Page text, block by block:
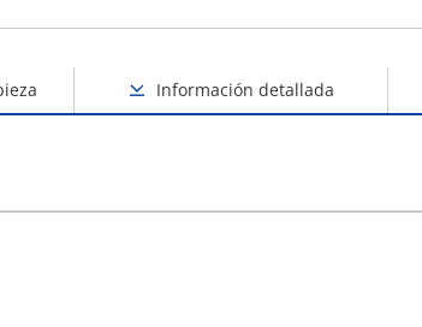
Información detallada